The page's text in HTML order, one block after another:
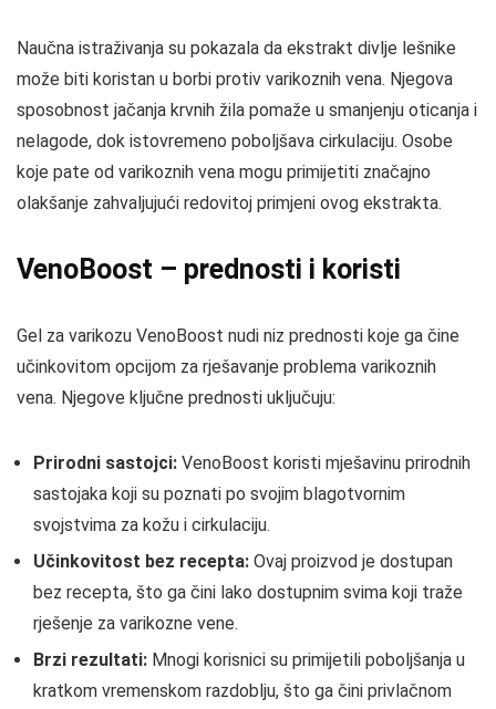
Naučna istraživanja su pokazala da ekstrakt divlje lešnike
može biti koristan u borbi protiv varikoznih vena. Njegova
sposobnost jačanja krvnih žila pomaže u smanjenju oticanja i
nelagode, dok istovremeno poboljšava cirkulaciju. Osobe
koje pate od varikoznih vena mogu primijetiti značajno
olakšanje zahvaljujući redovitoj primjeni ovog ekstrakta.
VenoBoost – prednosti i koristi
Gel za varikozu VenoBoost nudi niz prednosti koje ga čine
učinkovitom opcijom za rješavanje problema varikoznih
vena. Njegove ključne prednosti uključuju:
Prirodni sastojci: VenoBoost koristi mješavinu prirodnih
sastojaka koji su poznati po svojim blagotvornim
svojstvima za kožu i cirkulaciju.
Učinkovitost bez recepta: Ovaj proizvod je dostupan
bez recepta, što ga čini lako dostupnim svima koji traže
rješenje za varikozne vene.
Brzi rezultati: Mnogi korisnici su primijetili poboljšanja u
kratkom vremenskom razdoblju, što ga čini privlačnom